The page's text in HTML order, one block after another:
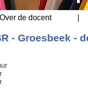
Over de docent
- Groesbeek -